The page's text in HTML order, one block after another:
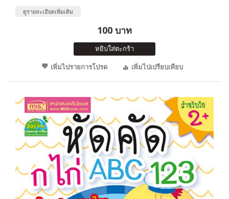
ดูรายละเอียดเพิ่มเติม
100 บาท
หยิบใส่ตะกร้า
เพิ่มไปรายการโปรด
เพิ่มไปเปรียบเทียบ